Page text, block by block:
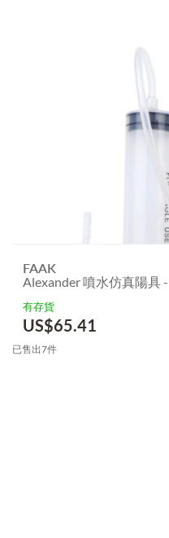
FAAK
Alexander 噴水仿真陽具
有存貨
US$65.41
已售出7件